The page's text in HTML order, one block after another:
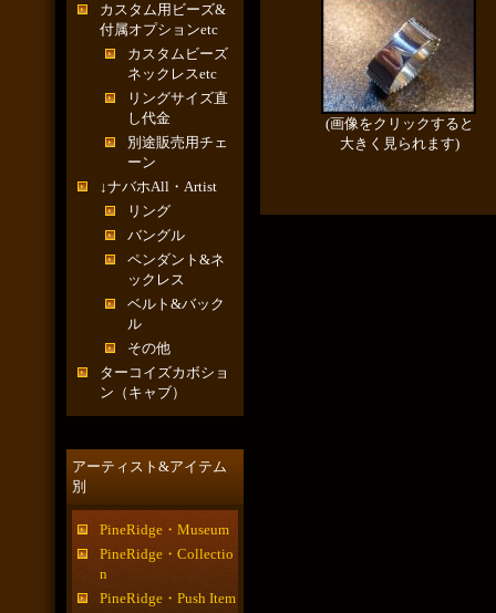
カスタム用ビーズ&
付属オプションetc
カスタムビーズ
ネックレスetc
リングサイズ直
し代金
別途販売用チェ
ーン
↓ナバホAll・Artist
リング
バングル
ペンダント&ネ
ックレス
ベルト&バック
ル
その他
ターコイズカボショ
ン（キャブ）
アーティスト&アイテム
別
PineRidge・Museum
PineRidge・Collectio
n
PineRidge・Push Item
(画像をクリックすると
大きく見られます)